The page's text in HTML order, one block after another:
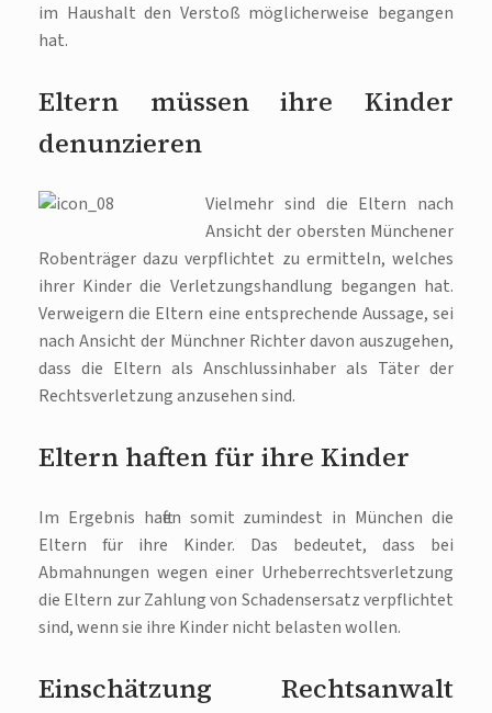
im Haushalt den Verstoß möglicherweise begangen
hat.
Eltern müssen ihre Kinder
denunzieren
Vielmehr sind die Eltern nach
Ansicht der obersten Münchener
Robenträger dazu verpflichtet zu ermitteln, welches
ihrer Kinder die Verletzungshandlung begangen hat.
Verweigern die Eltern eine entsprechende Aussage, sei
nach Ansicht der Münchner Richter davon auszugehen,
dass die Eltern als Anschlussinhaber als Täter der
Rechtsverletzung anzusehen sind.
Eltern haften für ihre Kinder
Im Ergebnis haften somit zumindest in München die
Eltern für ihre Kinder. Das bedeutet, dass bei
Abmahnungen wegen einer Urheberrechtsverletzung
die Eltern zur Zahlung von Schadensersatz verpflichtet
sind, wenn sie ihre Kinder nicht belasten wollen.
Einschätzung Rechtsanwalt